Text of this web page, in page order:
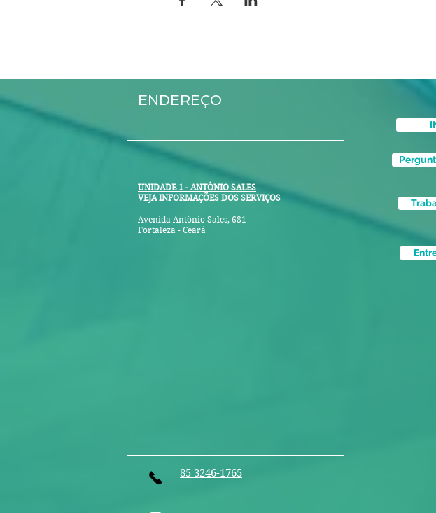
ENDEREÇO
UNIDADE 1 - ANTÔNIO SALES
VEJA INFORMAÇÕES DOS SERVIÇOS
Avenida Antônio Sales, 681
Fortaleza - Ceará
85 3246-1765